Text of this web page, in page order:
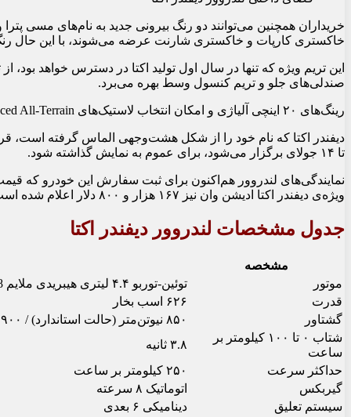
خریداران همچنین می‌توانند دو رنگ بیرونی جدید به نام‌های مسی
خاکستری کارپات و خاکستری شارنت عرضه می‌شوند، با این حال
این تریم ویژه که تنها در سال اول تولید اکتا در دسترس خواهد
صندلی‌های جلو و تریم کنسول وسط بهره می‌برد.
رینگ‌های ۲۰ اینچی آلیاژی و امکان انتخاب لاستیک‌های Advanced All-Terrain نیز از دیگر ویژگی‌های این مدل به شمار می‌آیند.
تا ۱۴ جولای برگزار می‌شود، برای عموم به نمایش گذاشته شود.
ویژه‌ی دیفندر اکتا ادیشن وان نیز ۱۶۷ هزار و ۸۰۰ دلار اعلام شده است.
جدول مشخصات لندروور دیفندر اکتا
مشخصه
موتور
توئین-توربو ۴.۴ لیتری هیبریدی ملایم V8
قدرت
۶۲۶ اسب بخار
گشتاور
۸۵۰ نیوتن‌متر (حالت استاندارد) / ۹۰۰ نیوتن‌متر (حالت اکتا)
شتاب ۰ تا ۱۰۰ کیلومتر بر
ساعت
۳.۸ ثانیه
حداکثر سرعت
۲۵۰ کیلومتر بر ساعت
گیربکس
اتوماتیک ۸ سرعته
سیستم تعلیق
دینامیکی ۶ بعدی